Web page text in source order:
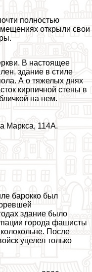
полностью
открыли свои
В настоящее
здание в стиле
А о тяжелых днях
кирпичной стены в
на нем.
Маркса, 114А.
барокко был
здание было
города фашисты
После
уцелел только